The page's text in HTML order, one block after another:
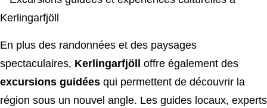
En plus des randonnées et des paysages
spectaculaires, Kerlingarfjöll offre également des
excursions guidées qui permettent de découvrir la
région sous un nouvel angle. Les guides locaux, experts